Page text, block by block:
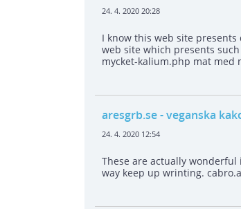
24. 4. 2020 20:28
I know this web site
web site which presents
mycket-kalium.php mat med
aresgrb.se- veganska
24. 4. 2020 12:54
These are actually wonderful
way keep up wrinting.